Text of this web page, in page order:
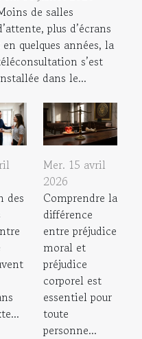
de salles
plus d’écrans
en quelques années, la
s’est
dans le...
des
Mer. 15 avril
2026
Comprendre la
différence
entre préjudice
moral et
préjudice
corporel est
essentiel pour
toute
personne...